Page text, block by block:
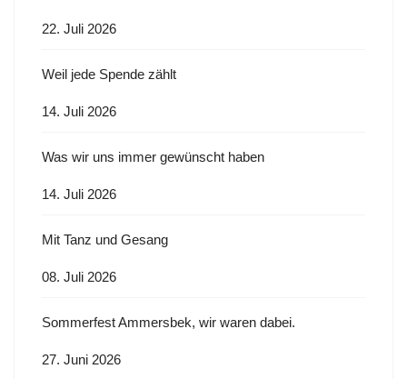
22. Juli 2026
Weil jede Spende zählt
14. Juli 2026
Was wir uns immer gewünscht haben
14. Juli 2026
Mit Tanz und Gesang
08. Juli 2026
Sommerfest Ammersbek, wir waren dabei.
27. Juni 2026